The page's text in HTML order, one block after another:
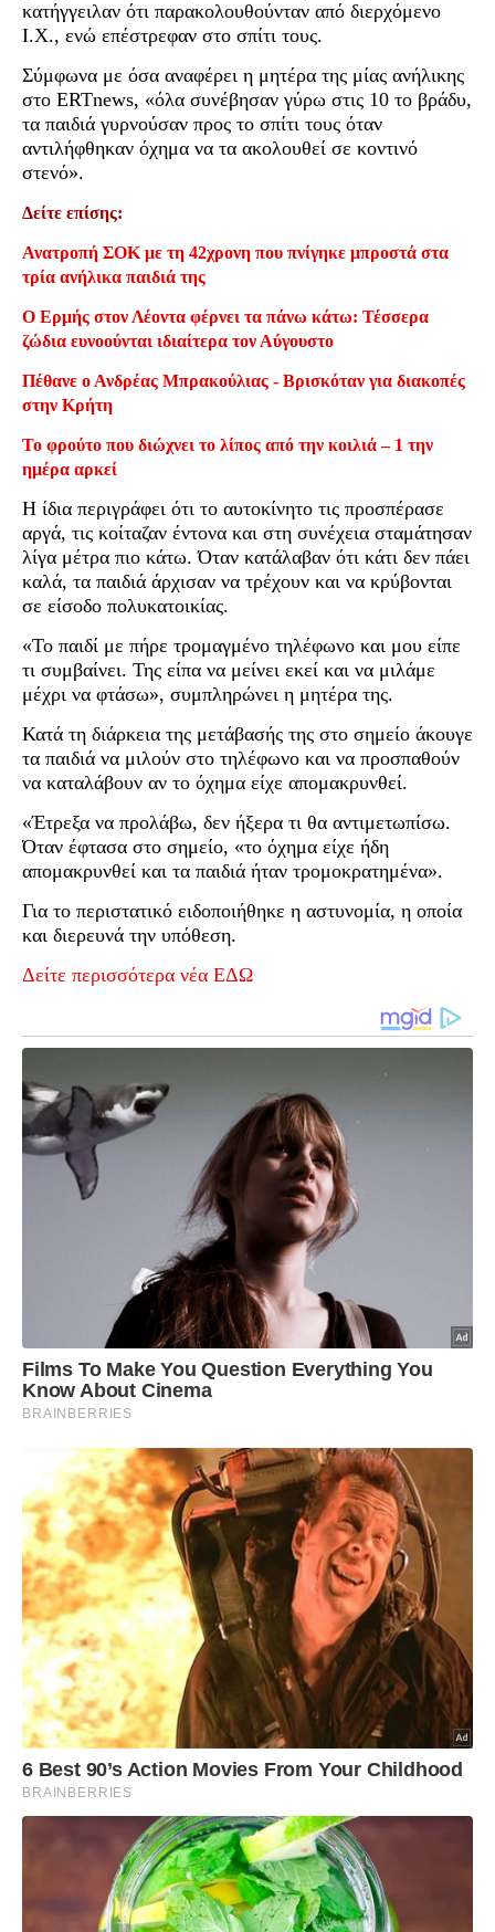
κατήγγειλαν ότι παρακολουθούνταν από διερχόμενο
Ι.Χ., ενώ επέστρεφαν στο σπίτι τους.
Σύμφωνα με όσα αναφέρει η μητέρα της μίας ανήλικης
στο ERTnews, «όλα συνέβησαν γύρω στις 10 το βράδυ,
τα παιδιά γυρνούσαν προς το σπίτι τους όταν
αντιλήφθηκαν όχημα να τα ακολουθεί σε κοντινό
στενό».
Δείτε επίσης:
Ανατροπή ΣΟΚ με τη 42χρονη που πνίγηκε μπροστά στα
τρία ανήλικα παιδιά της
Ο Ερμής στον Λέοντα φέρνει τα πάνω κάτω: Τέσσερα
ζώδια ευνοούνται ιδιαίτερα τον Αύγουστο
Πέθανε ο Ανδρέας Μπρακούλιας - Βρισκόταν για διακοπές
στην Κρήτη
Το φρούτο που διώχνει το λίπος από την κοιλιά – 1 την
ημέρα αρκεί
Η ίδια περιγράφει ότι το αυτοκίνητο τις προσπέρασε
αργά, τις κοίταζαν έντονα και στη συνέχεια σταμάτησαν
λίγα μέτρα πιο κάτω. Όταν κατάλαβαν ότι κάτι δεν πάει
καλά, τα παιδιά άρχισαν να τρέχουν και να κρύβονται
σε είσοδο πολυκατοικίας.
«Το παιδί με πήρε τρομαγμένο τηλέφωνο και μου είπε
τι συμβαίνει. Της είπα να μείνει εκεί και να μιλάμε
μέχρι να φτάσω», συμπληρώνει η μητέρα της.
Κατά τη διάρκεια της μετάβασής της στο σημείο άκουγε
τα παιδιά να μιλούν στο τηλέφωνο και να προσπαθούν
να καταλάβουν αν το όχημα είχε απομακρυνθεί.
«Έτρεξα να προλάβω, δεν ήξερα τι θα αντιμετωπίσω.
Όταν έφτασα στο σημείο, «το όχημα είχε ήδη
απομακρυνθεί και τα παιδιά ήταν τρομοκρατημένα».
Για το περιστατικό ειδοποιήθηκε η αστυνομία, η οποία
και διερευνά την υπόθεση.
Δείτε περισσότερα νέα ΕΔΩ